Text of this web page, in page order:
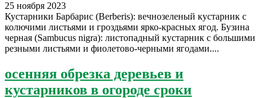
25 ноября 2023
Кустарники Барбарис (Berberis): вечнозеленый кустарник с
колючими листьями и гроздьями ярко-красных ягод. Бузина
черная (Sambucus nigra): листопадный кустарник с большими
резными листьями и фиолетово-черными ягодами....
осенняя обрезка деревьев и
кустарников в огороде сроки